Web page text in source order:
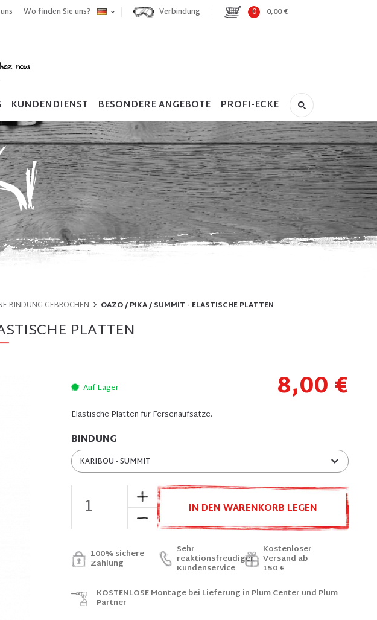
Wo finden Sie uns? Verbindung 0 0,00 €
KUNDENDIENST BESONDERE ANGEBOTE PROFI-ECKE
BINDUNG GEBROCHEN OAZO / PIKA / SUMMIT - ELASTISCHE PLATTEN
PLATTEN
Auf Lager 8,00 €
Elastische Platten für Fersenaufsätze.
BINDUNG
KARIBOU - SUMMIT
IN DEN WARENKORB LEGEN
100% sichere
Zahlung
Sehr
reaktionsfreudiger
Kundenservice
Kostenloser
Versand ab
150 €
KOSTENLOSE Montage bei Lieferung in Plum Center und Plum
Partner